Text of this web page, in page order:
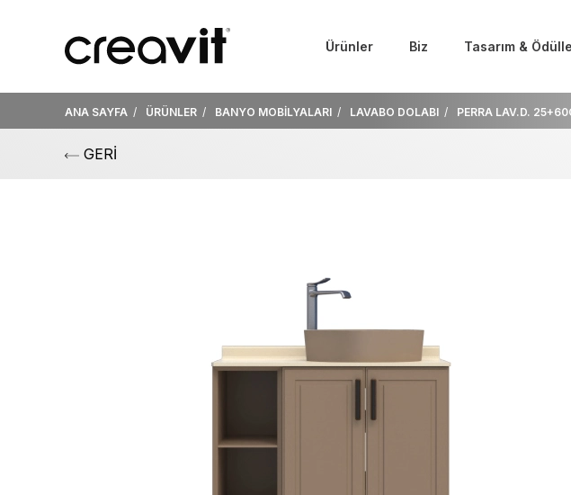
Ürünler Biz Tasarım &
ANA SAYFA ÜRÜNLER BANYO MOBİLYALARI LAVABO DOLABI PERRA LAV.D.
GERİ